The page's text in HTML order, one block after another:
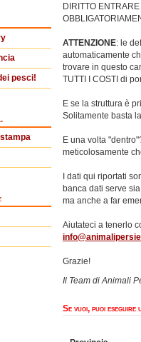
pesci!
DIRITTO
ATTENZIONE: le
automaticamente
trovare in questo
TUTTI I COSTI di
E se la struttura è
Solitamente basta
E una volta
meticolosamente
I dati qui riportati
banca dati serve
ma anche a far
Aiutateci a tenerlo
Grazie!
Il Team di Animali
Se vuoi, puoi